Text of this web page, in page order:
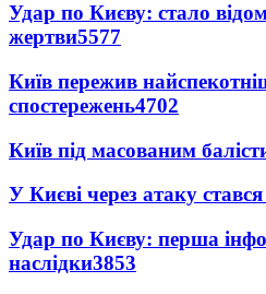
Удар по Києву: стало
жертви5577
Київ пережив
спостережень4702
Київ під масованим
У Києві через атаку
Удар по Києву: перша
наслідки3853